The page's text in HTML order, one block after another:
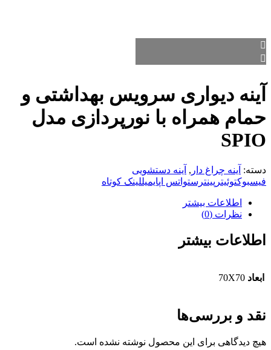
آینه دیواری سرویس بهداشتی و
حمام همراه با نورپردازی مدل
SPIO
دسته: آینه چراغ دار , آینه دستشویی
فیسبوکتوئیتر پینترستواتس اپایمیللینک کوتاه
اطلاعات بیشتر
نظرات (0)
اطلاعات بیشتر
ابعاد 70X70
نقد و بررسی‌ها
هیچ دیدگاهی برای این محصول نوشته نشده است.